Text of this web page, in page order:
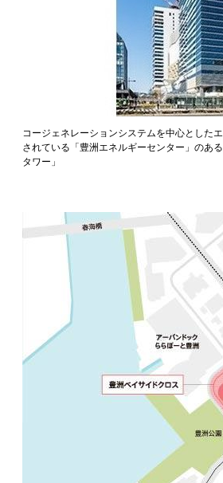
コージェネレーションシステムを中心とした
されている「豊洲エネルギーセンター」のあ
タワー」